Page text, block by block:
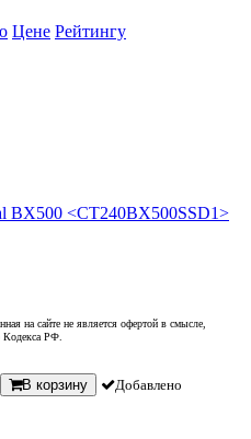
Цене Рейтингу
BX500 <CT240BX500SSD1>
на сайте не является офертой в смысле,
Кодекса РФ.
В корзину Добавлено